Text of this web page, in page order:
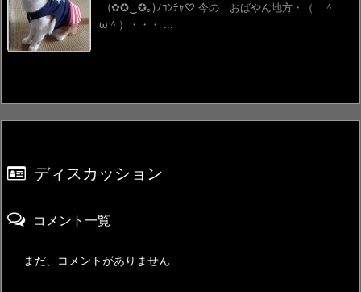
(✿✪‿✪｡)ﾉｺﾝﾁｬ♡ 今の おばやん地方・（ ＾
ω＾）・・・ ...
ディスカッション
コメント一覧
まだ、コメントがありません